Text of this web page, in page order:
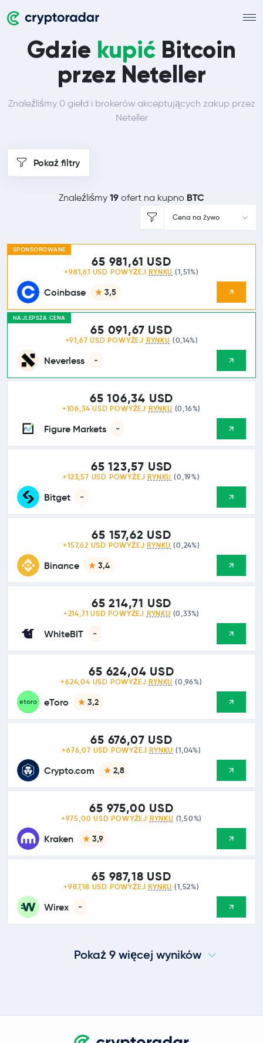
Gdzie kupić Bitcoin
przez Neteller
Znaleźliśmy 0 giełd i brokerów akceptujących zakup przez
Neteller
Pokaż filtry
Znaleźliśmy 19 ofert na kupno BTC
Cena na żywo
SPONSOROWANE
Coinbase 3,5
65 981,61 USD
+981,61 USD POWYŻEJ RYNKU (1,51%)
NAJLEPSZA CENA
Neverless -
65 091,67 USD
+91,67 USD POWYŻEJ RYNKU (0,14%)
Figure Markets -
65 106,34 USD
+106,34 USD POWYŻEJ RYNKU (0,16%)
Bitget -
65 123,57 USD
+123,57 USD POWYŻEJ RYNKU (0,19%)
Binance 3,4
65 157,62 USD
+157,62 USD POWYŻEJ RYNKU (0,24%)
WhiteBIT -
65 214,71 USD
+214,71 USD POWYŻEJ RYNKU (0,33%)
eToro 3,2
65 624,04 USD
+624,04 USD POWYŻEJ RYNKU (0,96%)
Crypto.com 2,8
65 676,07 USD
+676,07 USD POWYŻEJ RYNKU (1,04%)
Kraken 3,9
65 975,00 USD
+975,00 USD POWYŻEJ RYNKU (1,50%)
Wirex -
65 987,18 USD
+987,18 USD POWYŻEJ RYNKU (1,52%)
Pokaż 9 więcej wyników